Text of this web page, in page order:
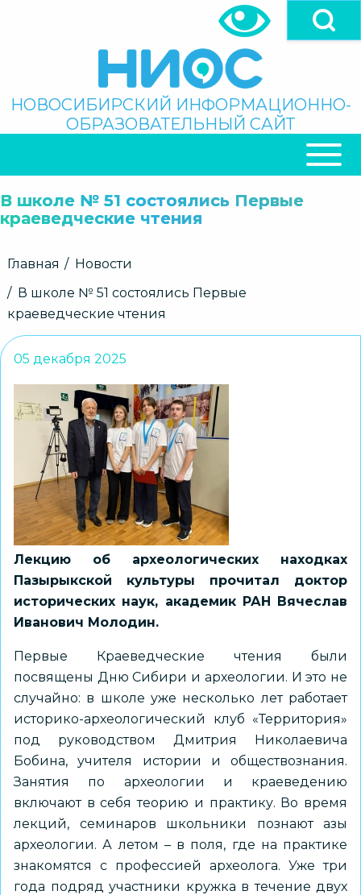
Поиск
НОВОСИБИРСКИЙ ИНФОРМАЦИОННО-
ОБРАЗОВАТЕЛЬНЫЙ САЙТ
НАВИГАЦИЯ
В школе № 51 состоялись Первые
краеведческие чтения
Строка
Главная
Новости
В школе № 51 состоялись Первые
краеведческие чтения
05 декабря 2025
Лекцию об археологических находках
Пазырыкской культуры прочитал доктор
исторических наук, академик РАН Вячеслав
Иванович Молодин.
Первые Краеведческие чтения были
посвящены Дню Сибири и археологии. И это не
случайно: в школе уже несколько лет работает
историко-археологический клуб «Территория»
под руководством Дмитрия Николаевича
Бобина, учителя истории и обществознания.
Занятия по археологии и краеведению
включают в себя теорию и практику. Во время
лекций, семинаров школьники познают азы
археологии. А летом – в поля, где на практике
знакомятся с профессией археолога. Уже три
года подряд участники кружка в течение двух